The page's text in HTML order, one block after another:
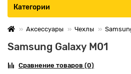
Категории
Аксессуары Чехлы
Samsung Galaxy M01
Сравнение товаров (0)